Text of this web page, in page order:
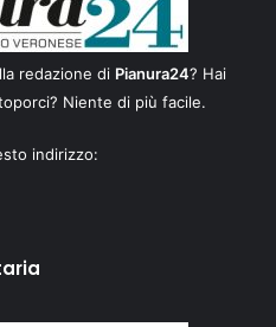
redazione di Pianura24? Hai
Niente di più facile.
indirizzo: